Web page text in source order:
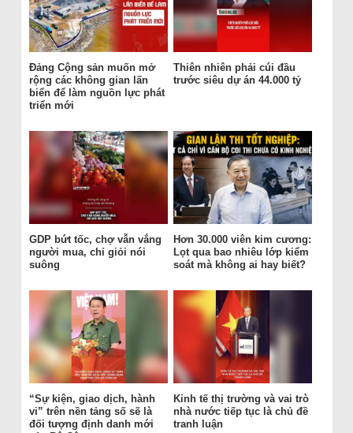
Đảng Cộng sản muốn mở
rộng các không gian lấn
biển để làm nguồn lực phát
triển mới
Thiên nhiên phải cúi đầu
trước siêu dự án 44.000 tỷ
GDP bứt tốc, chợ vẫn vắng
người mua, chỉ giỏi nói
suông
Hơn 30.000 viên kim cương:
Lọt qua bao nhiêu lớp kiểm
soát mà không ai hay biết?
“Sự kiện, giao dịch, hành
vi” trên nền tảng số sẽ là
đối tượng định danh mới
Kinh tế thị trường và vai trò
nhà nước tiếp tục là chủ đề
tranh luận